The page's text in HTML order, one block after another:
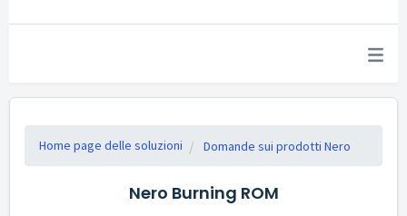
Home page delle soluzioni Domande sui prodotti Nero
Nero Burning ROM